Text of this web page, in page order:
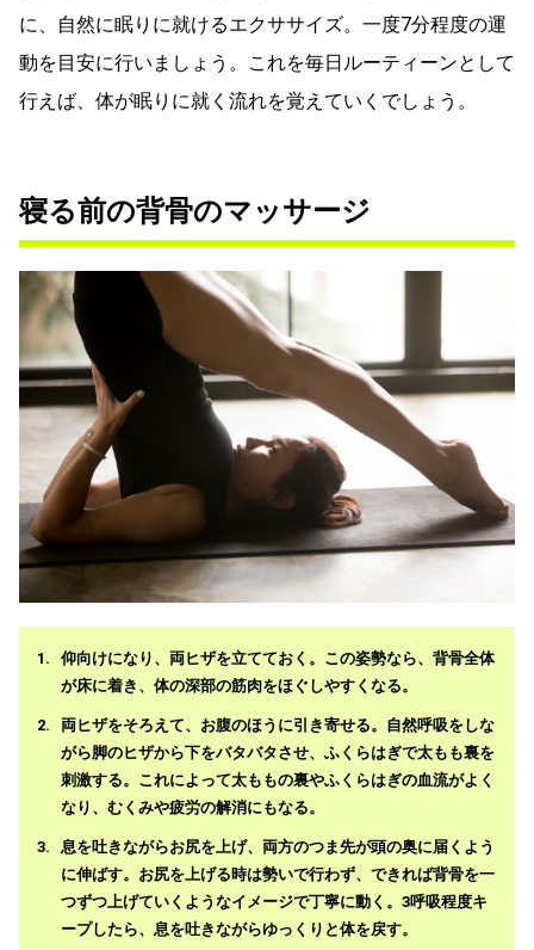
に、自然に眠りに就けるエクササイズ。一度7分程度の運
動を目安に行いましょう。これを毎日ルーティーンとして
行えば、体が眠りに就く流れを覚えていくでしょう。
寝る前の背骨のマッサージ
仰向けになり、両ヒザを立てておく。この姿勢なら、背骨全体
が床に着き、体の深部の筋肉をほぐしやすくなる。
両ヒザをそろえて、お腹のほうに引き寄せる。自然呼吸をしな
がら脚のヒザから下をバタバタさせ、ふくらはぎで太もも裏を
刺激する。これによって太ももの裏やふくらはぎの血流がよく
なり、むくみや疲労の解消にもなる。
息を吐きながらお尻を上げ、両方のつま先が頭の奥に届くよう
に伸ばす。お尻を上げる時は勢いで行わず、できれば背骨を一
つずつ上げていくようなイメージで丁寧に動く。3呼吸程度キ
ープしたら、息を吐きながらゆっくりと体を戻す。